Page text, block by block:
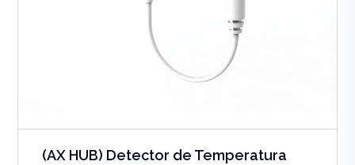
(AX HUB) Detector de Temperatura